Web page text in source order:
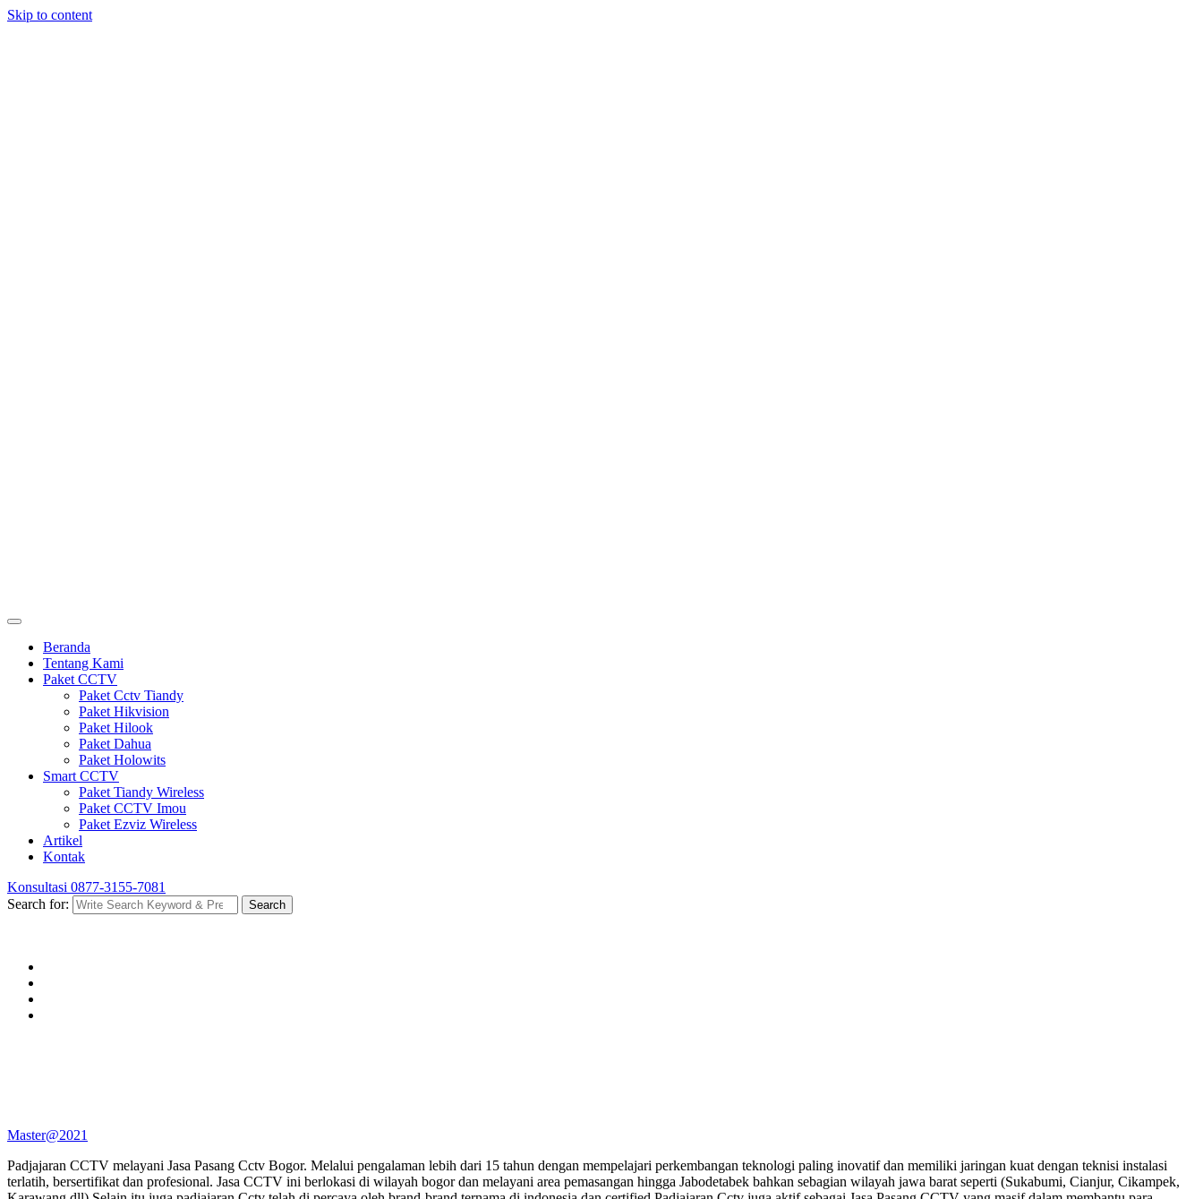
Skip to content
Beranda
Tentang Kami
Paket CCTV
Paket Cctv Tiandy
Paket Hikvision
Paket Hilook
Paket Dahua
Paket Holowits
Smart CCTV
Paket Tiandy Wireless
Paket CCTV Imou
Paket Ezviz Wireless
Artikel
Kontak
Konsultasi 0877-3155-7081
Search for:
Search
Master@2021
Padjajaran CCTV melayani Jasa Pasang Cctv Bogor. Melalui pengalaman lebih dari 15 tahun dengan mempelajari perkembangan teknologi paling inovatif dan memiliki jaringan kuat dengan teknisi instalasi
terlatih, bersertifikat dan profesional. Jasa CCTV ini berlokasi di wilayah bogor dan melayani area pemasangan hingga Jabodetabek bahkan sebagian wilayah jawa barat seperti (Sukabumi, Cianjur, Cikampek,